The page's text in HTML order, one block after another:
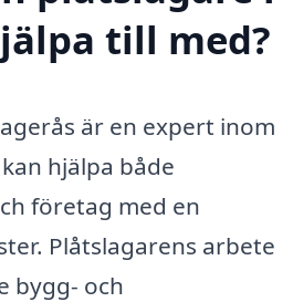
till med?
är en expert inom
hjälpa både
företag med en
Plåtslagarens arbete
bygg- och